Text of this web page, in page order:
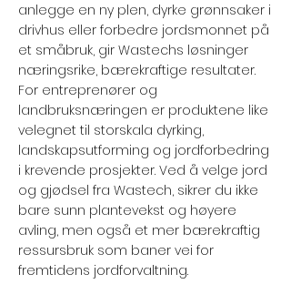
anlegge en ny plen, dyrke grønnsaker i
drivhus eller forbedre jordsmonnet på
et småbruk, gir Wastechs løsninger
næringsrike, bærekraftige resultater.
For entreprenører og
landbruksnæringen er produktene like
velegnet til storskala dyrking,
landskapsutforming og jordforbedring
i krevende prosjekter. Ved å velge jord
og gjødsel fra Wastech, sikrer du ikke
bare sunn plantevekst og høyere
avling, men også et mer bærekraftig
ressursbruk som baner vei for
fremtidens jordforvaltning.